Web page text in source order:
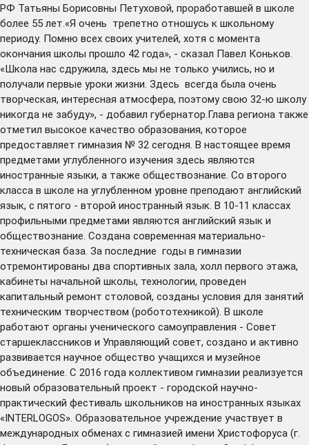
РФ Татьяны Борисовны Петуховой, проработавшей в школе
более 55 лет.«Я очень трепетно отношусь к школьному
периоду. Помню всех своих учителей, хотя с момента
окончания школы прошло 42 года», - сказал Павел Коньков.
«Школа нас сдружила, здесь мы не только учились, но и
получали первые уроки жизни. Здесь всегда была очень
творческая, интересная атмосфера, поэтому свою 32-ю школу
никогда не забуду», - добавил губернатор.Глава региона также
отметил высокое качество образования, которое
предоставляет гимназия № 32 сегодня. В настоящее время
предметами углубленного изучения здесь являются
иностранные языки, а также обществознание. Со второго
класса в школе на углубленном уровне преподают английский
язык, с пятого - второй иностранный язык. В 10-11 классах
профильными предметами являются английский язык и
обществознание. Создана современная материально-
техническая база. За последние годы в гимназии
отремонтированы два спортивных зала, холл первого этажа,
кабинеты начальной школы, технологии, проведен
капитальный ремонт столовой, созданы условия для занятий
техническим творчеством (робототехникой). В школе
работают органы ученического самоуправления - Совет
старшеклассников и Управляющий совет, создано и активно
развивается научное общество учащихся и музейное
объединение. С 2016 года коллективом гимназии реализуется
новый образовательный проект - городской научно-
практический фестиваль школьников на иностранных языках
«INTERLOGOS». Образовательное учреждение участвует в
международных обменах с гимназией имени Христофоруса (г.